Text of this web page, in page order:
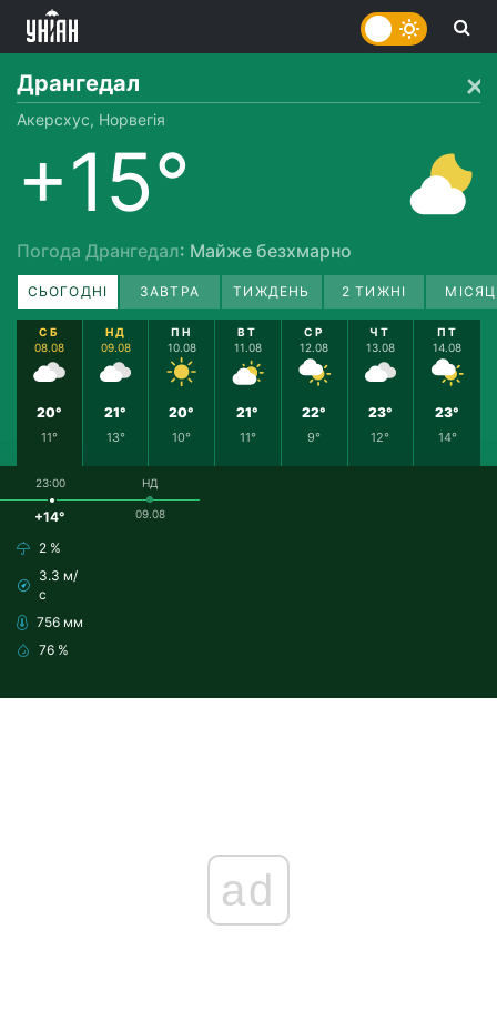
Дрангедал
Акерсхус, Норвегія
+15°
Погода Дрангедал: Майже безхмарно
СЬОГОДНІ ЗАВТРА ТИЖДЕНЬ 2 ТИЖНІ
СБ
08.08
20°
11°
НД
09.08
21°
13°
ПН
10.08
20°
10°
ВТ
11.08
21°
11°
СР
12.08
22°
9°
ЧТ
13.08
23°
12°
ПТ
14.08
23°
14°
23:00
+14°
2 %
3.3 м/
с
756 мм
76 %
НД
09.08
ad